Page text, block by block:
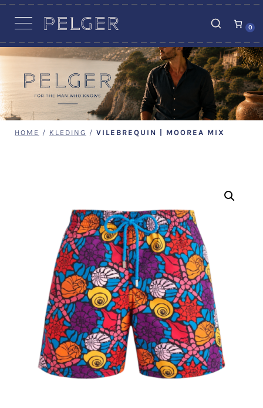
0
HOME / KLEDING / VILEBREQUIN | MOOREA MIX